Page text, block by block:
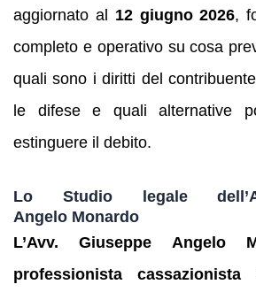
aggiornato al 12 giugno 2026,
completo e operativo su cosa
quali sono i diritti del
le difese e quali alternative
estinguere il debito.
Lo Studio legale
Angelo Monardo
L’Avv. Giuseppe Angelo
professionista cassazionista